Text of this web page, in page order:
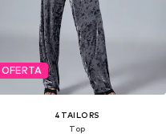
OFERTA
4TAILORS
Top